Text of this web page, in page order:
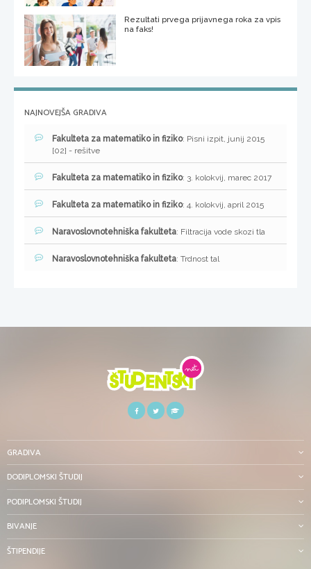
Rezultati prvega prijavnega roka za vpis
na faks!
NAJNOVEJŠA GRADIVA
Fakulteta za matematiko in fiziko: Pisni izpit, junij 2015
[02] - rešitve
Fakulteta za matematiko in fiziko: 3. kolokvij, marec 2017
Fakulteta za matematiko in fiziko: 4. kolokvij, april 2015
Naravoslovnotehniška fakulteta: Filtracija vode skozi tla
Naravoslovnotehniška fakulteta: Trdnost tal
GRADIVA
DODIPLOMSKI ŠTUDIJ
PODIPLOMSKI ŠTUDIJ
BIVANJE
ŠTIPENDIJE